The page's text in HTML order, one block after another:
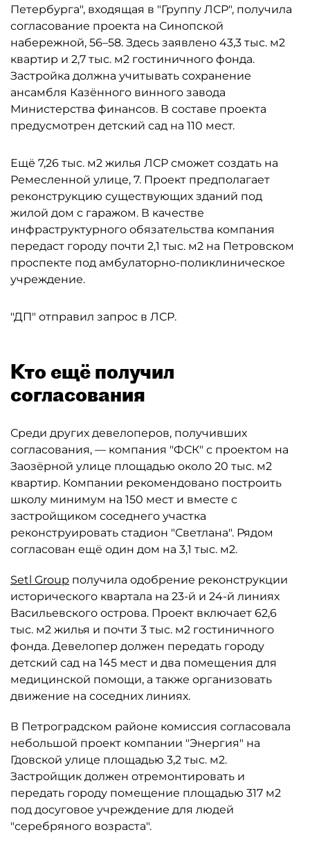
Петербурга", входящая в "Группу ЛСР", получила
согласование проекта на Синопской
набережной, 56–58. Здесь заявлено 43,3 тыс. м2
квартир и 2,7 тыс. м2 гостиничного фонда.
Застройка должна учитывать сохранение
ансамбля Казённого винного завода
Министерства финансов. В составе проекта
предусмотрен детский сад на 110 мест.
Ещё 7,26 тыс. м2 жилья ЛСР сможет создать на
Ремесленной улице, 7. Проект предполагает
реконструкцию существующих зданий под
жилой дом с гаражом. В качестве
инфраструктурного обязательства компания
передаст городу почти 2,1 тыс. м2 на Петровском
проспекте под амбулаторно-поликлиническое
учреждение.
"ДП" отправил запрос в ЛСР.
Кто ещё получил
согласования
Среди других девелоперов, получивших
согласования, — компания "ФСК" с проектом на
Заозёрной улице площадью около 20 тыс. м2
квартир. Компании рекомендовано построить
школу минимум на 150 мест и вместе с
застройщиком соседнего участка
реконструировать стадион "Светлана". Рядом
согласован ещё один дом на 3,1 тыс. м2.
Setl Group получила одобрение реконструкции
исторического квартала на 23-й и 24-й линиях
Васильевского острова. Проект включает 62,6
тыс. м2 жилья и почти 3 тыс. м2 гостиничного
фонда. Девелопер должен передать городу
детский сад на 145 мест и два помещения для
медицинской помощи, а также организовать
движение на соседних линиях.
В Петроградском районе комиссия согласовала
небольшой проект компании "Энергия" на
Гдовской улице площадью 3,2 тыс. м2.
Застройщик должен отремонтировать и
передать городу помещение площадью 317 м2
под досуговое учреждение для людей
"серебряного возраста".